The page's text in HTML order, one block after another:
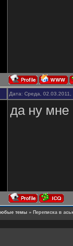
Дата: Среда,
да ну мне
темы » Переписка в